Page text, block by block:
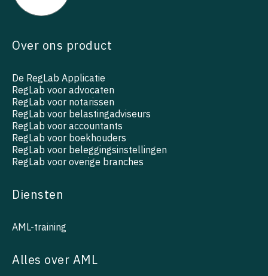
Over ons product
De RegLab Applicatie
RegLab voor advocaten
RegLab voor notarissen
RegLab voor belastingadviseurs
RegLab voor accountants
RegLab voor boekhouders
RegLab voor beleggingsinstellingen
RegLab voor overige branches
Diensten
AML-training
Alles over AML